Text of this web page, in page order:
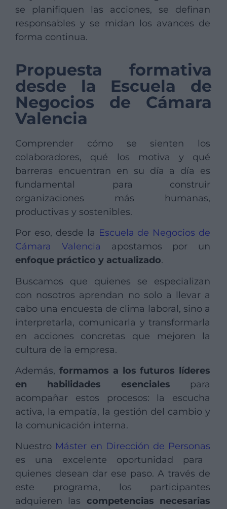
se planifiquen las acciones, se definan
responsables y se midan los avances de
forma continua.
Propuesta formativa
desde la Escuela de
Negocios de Cámara
Valencia
Comprender cómo se sienten los
colaboradores, qué los motiva y qué
barreras encuentran en su día a día es
fundamental para construir
organizaciones más humanas,
productivas y sostenibles.
Por eso, desde la Escuela de Negocios de
Cámara Valencia apostamos por un
enfoque práctico y actualizado.
Buscamos que quienes se especializan
con nosotros aprendan no solo a llevar a
cabo una encuesta de clima laboral, sino a
interpretarla, comunicarla y transformarla
en acciones concretas que mejoren la
cultura de la empresa.
Además, formamos a los futuros líderes
en habilidades esenciales para
acompañar estos procesos: la escucha
activa, la empatía, la gestión del cambio y
la comunicación interna.
Nuestro Máster en Dirección de Personas
es una excelente oportunidad para
quienes desean dar ese paso. A través de
este programa, los participantes
adquieren las competencias necesarias